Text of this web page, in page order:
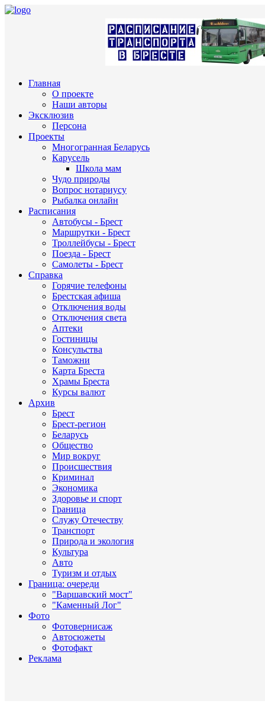
Главная
О проекте
Наши авторы
Эксклюзив
Персона
Проекты
Многогранная Беларусь
Карусель
Школа мам
Чудо природы
Вопрос нотариусу
Рыбалка онлайн
Расписания
Автобусы - Брест
Маршрутки - Брест
Троллейбусы - Брест
Поезда - Брест
Самолеты - Брест
Справка
Горячие телефоны
Брестская афиша
Отключения воды
Отключения света
Аптеки
Гостиницы
Консульства
Таможни
Карта Бреста
Храмы Бреста
Курсы валют
Архив
Брест
Брест-регион
Беларусь
Общество
Мир вокруг
Происшествия
Криминал
Экономика
Здоровье и спорт
Граница
Служу Отечеству
Транспорт
Природа и экология
Культура
Авто
Туризм и отдых
Граница: очереди
"Варшавский мост"
"Каменный Лог"
Фото
Фотовернисаж
Автосюжеты
Фотофакт
Реклама